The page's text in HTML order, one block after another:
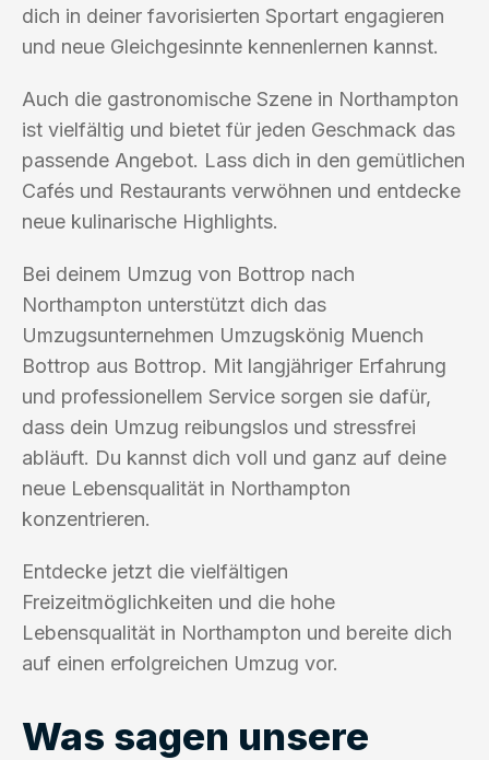
dich in deiner favorisierten Sportart engagieren
und neue Gleichgesinnte kennenlernen kannst.
Auch die gastronomische Szene in Northampton
ist vielfältig und bietet für jeden Geschmack das
passende Angebot. Lass dich in den gemütlichen
Cafés und Restaurants verwöhnen und entdecke
neue kulinarische Highlights.
Bei deinem Umzug von Bottrop nach
Northampton unterstützt dich das
Umzugsunternehmen Umzugskönig Muench
Bottrop aus Bottrop. Mit langjähriger Erfahrung
und professionellem Service sorgen sie dafür,
dass dein Umzug reibungslos und stressfrei
abläuft. Du kannst dich voll und ganz auf deine
neue Lebensqualität in Northampton
konzentrieren.
Entdecke jetzt die vielfältigen
Freizeitmöglichkeiten und die hohe
Lebensqualität in Northampton und bereite dich
auf einen erfolgreichen Umzug vor.
Was sagen unsere